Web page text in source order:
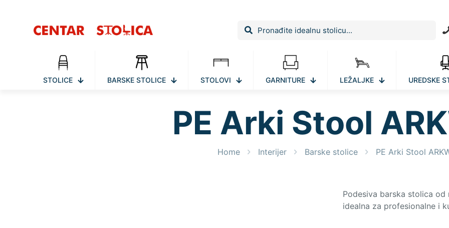
STOLICE BARSKE STOLICE STOLOVI GARNITURE LEŽALJKE UREDSKE
PE Arki Stool
Home Interijer Barske stolice PE Arki Stool
Podesiva barska stolica od
idealna za profesionalne i